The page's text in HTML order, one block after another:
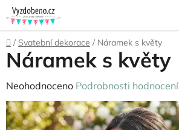
Přejít
na
obsah
Domů
/ Svatební dekorace / Náramek s květy
Náramek s květy
Průměrné
hodnocení
produktu
Neohodnoceno Podrobnosti hodnocení